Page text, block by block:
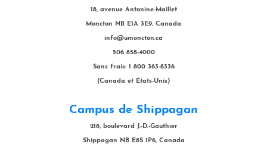
18, avenue Antonine-Maillet
Moncton NB E1A 3E9, Canada
info@umoncton.ca
506 858-4000
Sans frais: 1 800 363-8336
(Canada et États-Unis)
Campus de Shippagan
218, boulevard J.-D.-Gauthier
Shippagan NB E8S 1P6, Canada